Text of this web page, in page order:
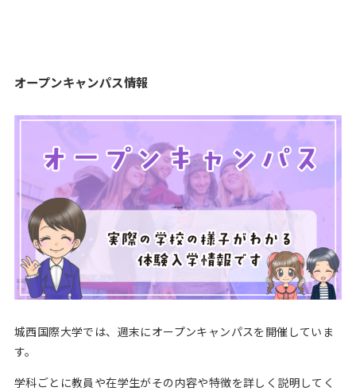
オープンキャンパス情報
城西国際大学では、週末にオープンキャンパスを開催していま
す。
学科ごとに教員や在学生がその内容や特徴を詳しく説明してく